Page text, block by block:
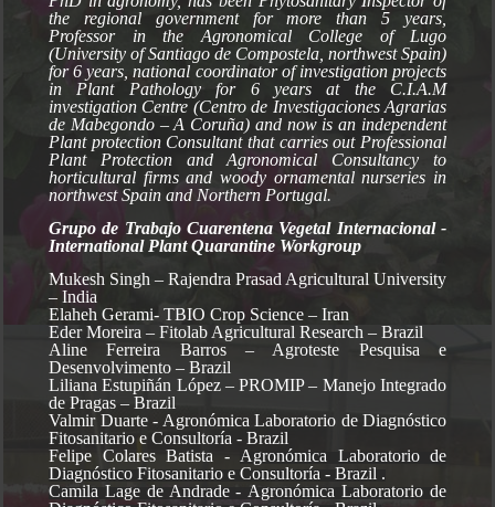
the regional government for more than 5 years,
Professor in the Agronomical College of Lugo
(University of Santiago de Compostela, northwest Spain)
for 6 years, national coordinator of investigation projects
in Plant Pathology for 6 years at the C.I.A.M
investigation Centre (Centro de Investigaciones Agrarias
de Mabegondo – A Coruña) and now is an independent
Plant protection Consultant that carries out Professional
Plant Protection and Agronomical Consultancy to
horticultural firms and woody ornamental nurseries in
northwest Spain and Northern Portugal.
Grupo de Trabajo Cuarentena Vegetal Internacional -
International Plant Quarantine Workgroup
Mukesh Singh – Rajendra Prasad Agricultural University
– India
Elaheh Gerami- TBIO Crop Science – Iran
Eder Moreira – Fitolab Agricultural Research – Brazil
Aline Ferreira Barros – Agroteste Pesquisa e
Desenvolvimento – Brazil
Liliana Estupiñán López – PROMIP – Manejo Integrado
de Pragas – Brazil
Valmir Duarte - Agronómica Laboratorio de Diagnóstico
Fitosanitario e Consultoría - Brazil
Felipe Colares Batista - Agronómica Laboratorio de
Diagnóstico Fitosanitario e Consultoría - Brazil .
Camila Lage de Andrade - Agronómica Laboratorio de